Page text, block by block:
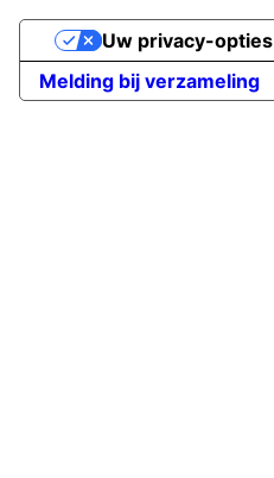
Melding bij verzameling
Uw privacy-opties